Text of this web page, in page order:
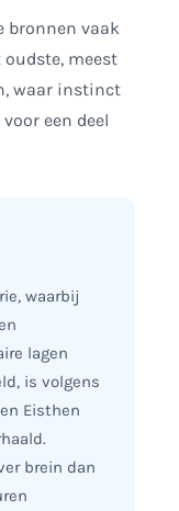
bronnen vaak
oudste, meest
waar instinct
een deel
waarbij
lagen
is volgens
Eisthen
brein dan